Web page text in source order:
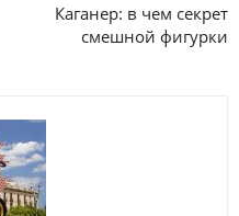
Каганер: в чем секрет
смешной фигурки